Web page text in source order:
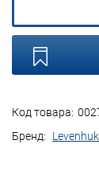
Код товара:
Бренд:
Levenhuk